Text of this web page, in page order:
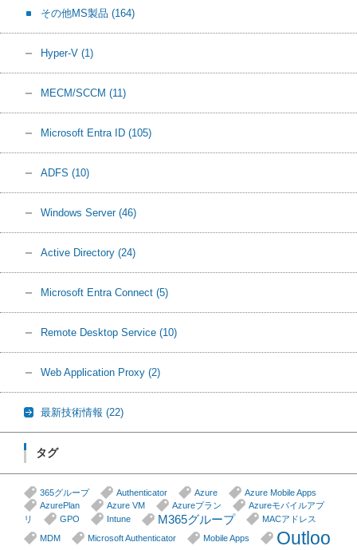
その他MS製品 (164)
Hyper-V (1)
MECM/SCCM (11)
Microsoft Entra ID (105)
ADFS (10)
Windows Server (46)
Active Directory (24)
Microsoft Entra Connect (5)
Remote Desktop Service (10)
Web Application Proxy (2)
最新技術情報 (22)
タグ
365グループ Authenticator Azure
Azure Mobile Apps
AzurePlan
Azure VM Azureプラン
Azureモバイルアプ
リ
GPO Intune M365グループ
MACアドレス
MDM
Microsoft Authenticator Mobile Apps
Outloo